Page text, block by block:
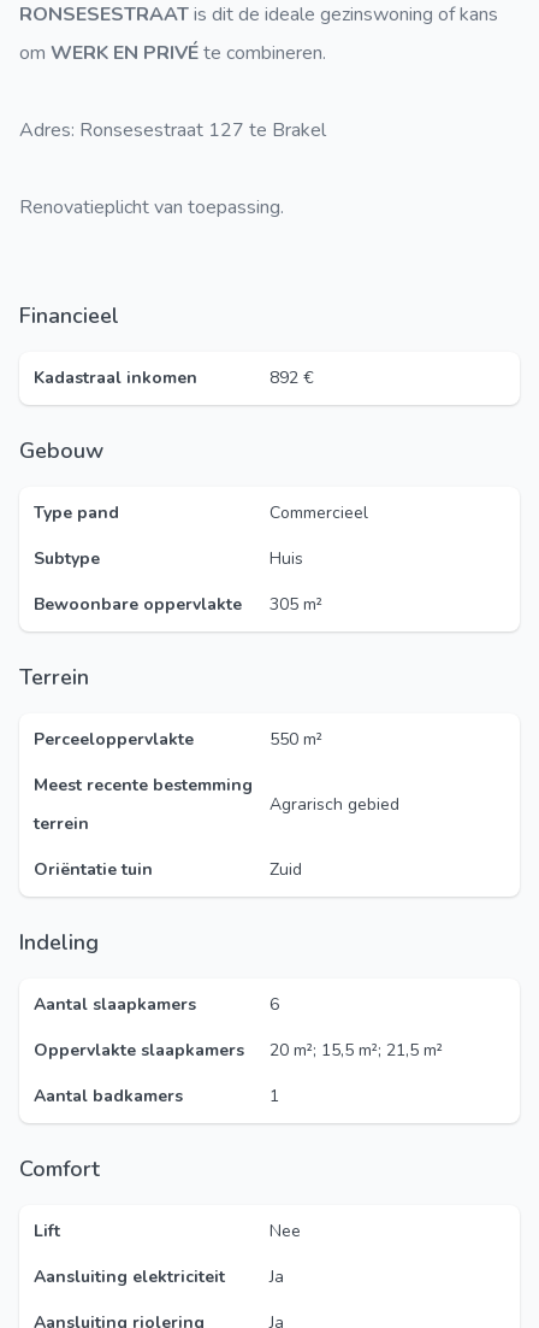
RONSESESTRAATis dit de ideale gezinswoning of kans
om WERK EN PRIVÉte combineren.
Adres: Ronsesestraat 127 te Brakel
Renovatieplicht van toepassing.
Financieel
Kadastraal inkomen 892 €
Gebouw
Type pand
Commercieel
Subtype
Huis
Bewoonbare oppervlakte
305 m²
Terrein
Perceeloppervlakte
550 m²
Meest recente bestemming
terrein
Agrarisch gebied
Oriëntatie tuin Zuid
Indeling
Aantal slaapkamers
6
Oppervlakte slaapkamers
20 m²; 15,5 m²; 21,5 m²
Aantal badkamers
1
Comfort
Lift
Nee
Aansluiting elektriciteit
Ja
Aansluiting riolering
Ja